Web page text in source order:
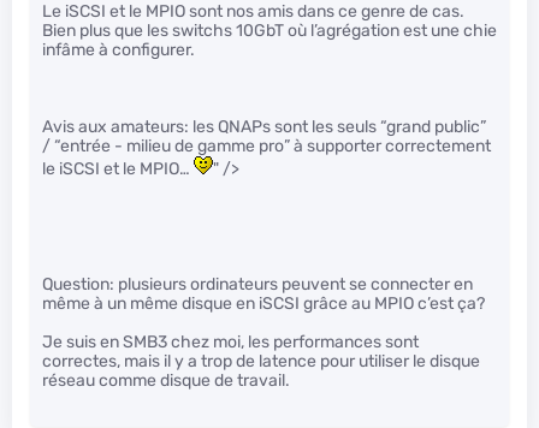
Le iSCSI et le MPIO sont nos amis dans ce genre de cas.
Bien plus que les switchs 10GbT où l’agrégation est une chie
infâme à configurer.
Avis aux amateurs: les QNAPs sont les seuls “grand public”
/ “entrée - milieu de gamme pro” à supporter correctement
le iSCSI et le MPIO…
" />
Question: plusieurs ordinateurs peuvent se connecter en
même à un même disque en iSCSI grâce au MPIO c’est ça?
Je suis en SMB3 chez moi, les performances sont
correctes, mais il y a trop de latence pour utiliser le disque
réseau comme disque de travail.